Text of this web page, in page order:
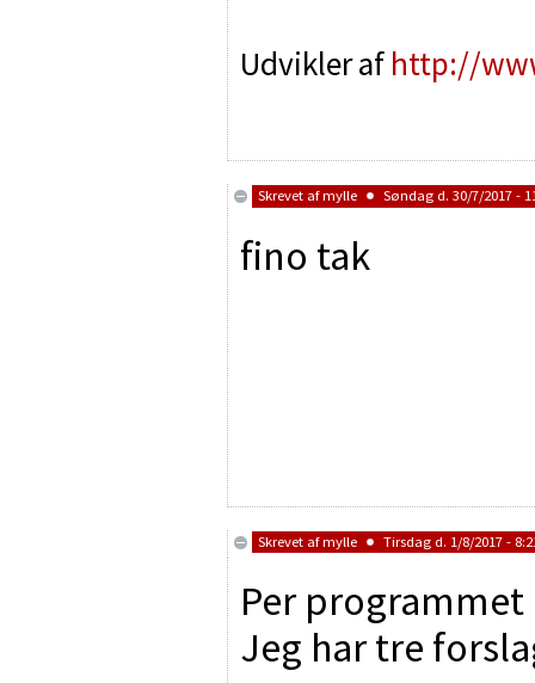
Udvikler af http://
Skrevet afmylle Søndag d. 30/7/2017 -
fino tak
Skrevet afmylle Tirsdag d. 1/8/2017 -
Per
Jeg har tre